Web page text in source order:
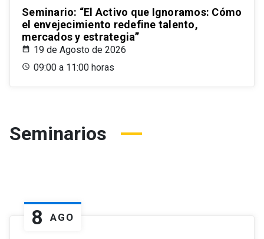
Seminario: “El Activo que Ignoramos: Cómo
el envejecimiento redefine talento,
mercados y estrategia”
19 de Agosto de 2026
09:00 a 11:00 horas
Seminarios
8 AGO